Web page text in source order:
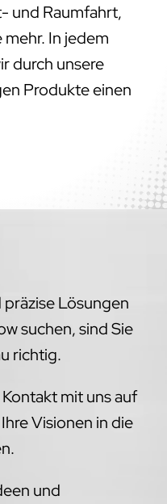
und Raumfahrt,
In jedem
durch unsere
Produkte einen
Lösungen
suchen, sind Sie
richtig.
mit uns auf
Visionen in die
und